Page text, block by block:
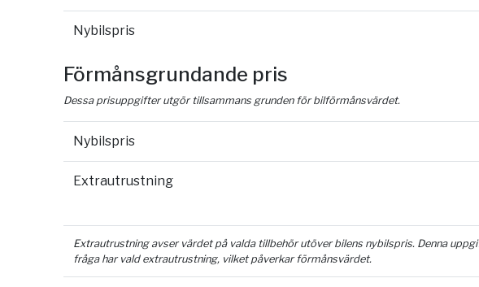
Nybilspris
Förmånsgrundande pris
Dessa prisuppgifter utgör tillsammans grunden för bilförmånsvärdet.
Nybilspris
Extrautrustning
Extrautrustning avser värdet på valda tillbehör utöver bilens nybilspris. Denna
fråga har vald extrautrustning, vilket påverkar förmånsvärdet.